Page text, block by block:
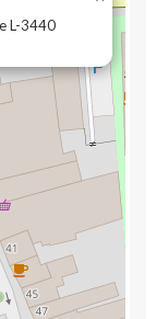
L-3440